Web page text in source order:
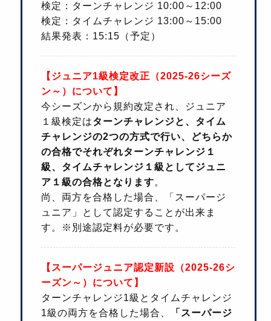
検定：ターンチャレンジ 10:00～12:00
検定：タイムチャレンジ 13:00～15:00
結果発表：15:15（予定）
【ジュニア1級検定改正（2025-26シーズ
ン～）について】
今シーズンから規約改定され、ジュニア
１級検定はターンチャレンジと、タイム
チャレンジの2つの方式で行い、どちらか
の合格でそれぞれターンチャレンジ１
級、タイムチャレンジ１級としてジュニ
ア１級の合格となります。
尚、両方を合格した場合、「スーパージ
ュニア」として認定することが出来ま
す。※別途認定料が必要です。
【スーパージュニア認定新設（2025-26シ
ーズン～）について】
ターンチャレンジ1級とタイムチャレンジ
1級の両方を合格した場合、
「スーパージ